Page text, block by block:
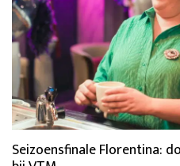
Seizoensfinale Florentina: